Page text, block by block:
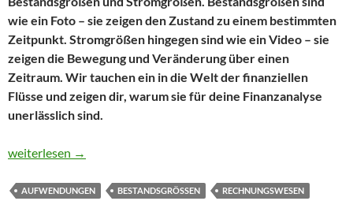
wie ein Foto – sie zeigen den Zustand zu einem bestimmten
Zeitpunkt. Stromgrößen hingegen sind wie ein Video – sie
zeigen die Bewegung und Veränderung über einen
Zeitraum. Wir tauchen ein in die Welt der finanziellen
Flüsse und zeigen dir, warum sie für deine Finanzanalyse
unerlässlich sind.
Stromgrößen im Rechnungswesen: Der Finanz-Flow, den du
weiterlesen →
AUFWENDUNGEN BESTANDSGRÖSSEN
RECHNUNGSWESEN